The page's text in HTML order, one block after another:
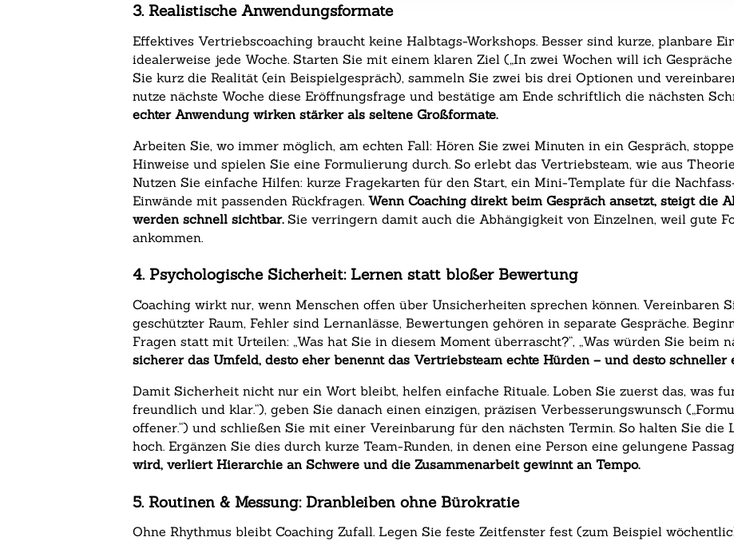
3. Realistische Anwendungsformate
Effektives Vertriebscoaching braucht keine Halbtags-Workshops. Besser sind kurze, planbare
idealerweise jede Woche. Starten Sie mit einem klaren Ziel („In zwei Wochen will ich
Sie kurz die Realität (ein Beispielgespräch), sammeln Sie zwei bis drei Optionen und
nutze nächste Woche diese Eröffnungsfrage und bestätige am Ende schriftlich die nächsten
echter Anwendung wirken stärker als seltene Großformate.
Arbeiten Sie, wo immer möglich, am echten Fall: Hören Sie zwei Minuten in ein Gespräch,
Hinweise und spielen Sie eine Formulierung durch. So erlebt das Vertriebsteam, wie aus
Nutzen Sie einfache Hilfen: kurze Fragekarten für den Start, ein Mini-Template für die
Einwände mit passenden Rückfragen.Wenn Coaching direkt beim Gespräch ansetzt, steigt die
werden schnell sichtbar.Sie verringern damit auch die Abhängigkeit von Einzelnen, weil gute
ankommen.
4. Psychologische Sicherheit: Lernen statt bloßer Bewertung
Coaching wirkt nur, wenn Menschen offen über Unsicherheiten sprechen können. Vereinbaren
geschützter Raum, Fehler sind Lernanlässe, Bewertungen gehören in separate Gespräche.
Fragen statt mit Urteilen: „Was hat Sie in diesem Moment überrascht?“, „Was würden Sie beim
sicherer das Umfeld, desto eher benennt das Vertriebsteam echte Hürden – und desto
Damit Sicherheit nicht nur ein Wort bleibt, helfen einfache Rituale. Loben Sie zuerst das, was
freundlich und klar.“), geben Sie danach einen einzigen, präzisen Verbesserungswunsch
offener.“) und schließen Sie mit einer Vereinbarung für den nächsten Termin. So halten Sie
hoch. Ergänzen Sie dies durch kurze Team-Runden, in denen eine Person eine gelungene
wird, verliert Hierarchie an Schwere und die Zusammenarbeit gewinnt an Tempo.
5. Routinen & Messung: Dranbleiben ohne Bürokratie
Ohne Rhythmus bleibt Coaching Zufall. Legen Sie feste Zeitfenster fest (zum Beispiel